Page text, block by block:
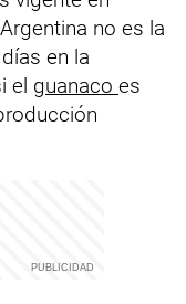
no es la
en la
el guanaco es